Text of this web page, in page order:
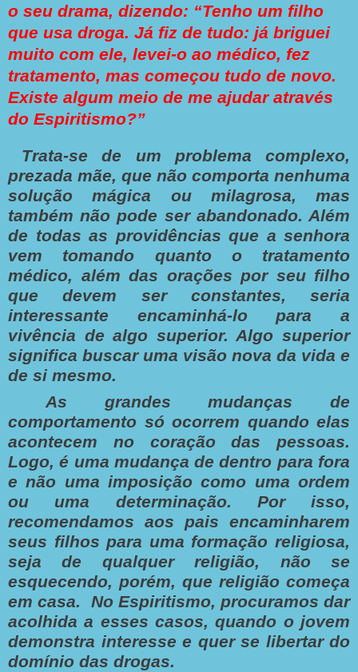
o seu drama, dizendo: “Tenho um filho
que usa droga. Já fiz de tudo: já briguei
muito com ele, levei-o ao médico, fez
tratamento, mas começou tudo de novo.
Existe algum meio de me ajudar através
do Espiritismo?”
Trata-se de um problema complexo,
prezada mãe, que não comporta nenhuma
solução mágica ou milagrosa, mas
também não pode ser abandonado. Além
de todas as providências que a senhora
vem tomando quanto o tratamento
médico, além das orações por seu filho
que devem ser constantes, seria
interessante encaminhá-lo para a
vivência de algo superior. Algo superior
significa buscar uma visão nova da vida e
de si mesmo.
As grandes mudanças de
comportamento só ocorrem quando elas
acontecem no coração das pessoas.
Logo, é uma mudança de dentro para fora
e não uma imposição como uma ordem
ou uma determinação. Por isso,
recomendamos aos pais encaminharem
seus filhos para uma formação religiosa,
seja de qualquer religião, não se
esquecendo, porém, que religião começa
em casa. No Espiritismo, procuramos dar
acolhida a esses casos, quando o jovem
demonstra interesse e quer se libertar do
domínio das drogas.